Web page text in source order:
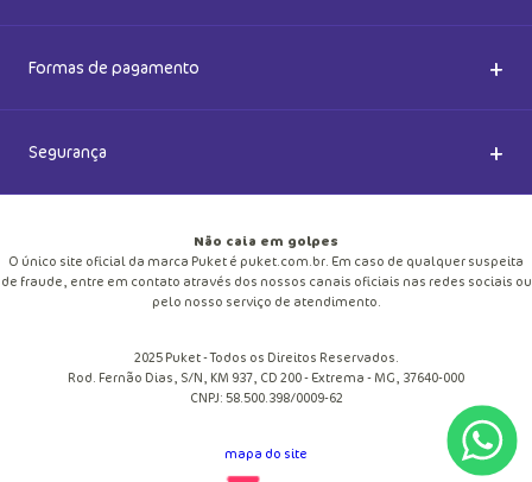
Meias do Bem
Seja um Franqueado
Cupom de desconto
Blog
Como comprar
Política de Privacidade
Acessórios
Meias
Moda Praia
Formas de pagamento +
Segurança +
Não caia em golpes
O único site oficial da marca Puket é puket.com.br. Em caso de qualquer suspeita
de fraude, entre em contato através dos nossos canais oficiais nas redes sociais ou
pelo nosso serviço de atendimento.
2025 Puket - Todos os Direitos Reservados.
Rod. Fernão Dias, S/N, KM 937, CD 200 - Extrema - MG, 37640-000
CNPJ: 58.500.398/0009-62
mapa do site